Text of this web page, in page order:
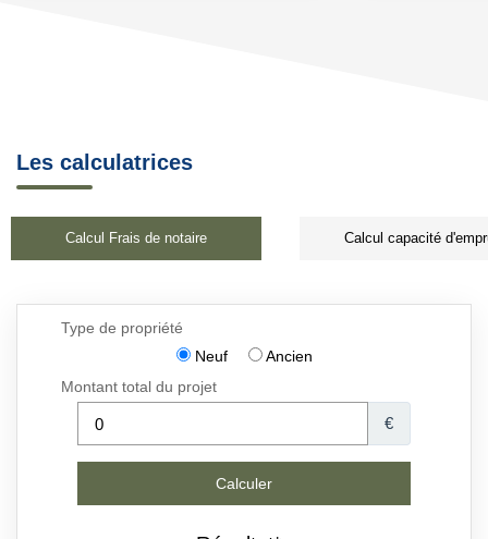
Les calculatrices
Calcul Frais de notaire Calcul capacité